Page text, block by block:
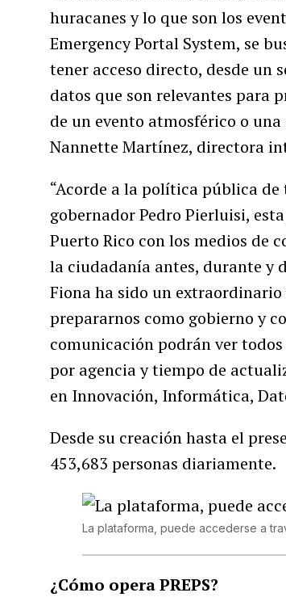
huracanes y lo que son los
Emergency Portal System, se
tener acceso directo, desde un
datos que son relevantes para
de un evento atmosférico o
Nannette Martínez, directora
“Acorde a la política pública
gobernador Pedro Pierluisi,
Puerto Rico con los medios de
la ciudadanía antes, durante y
Fiona ha sido un
prepararnos como gobierno y
comunicación podrán ver
por agencia y tiempo de
en Innovación, Informática,
Desde su creación hasta el
453,683 personas diariamente.
La plataforma, puede accederse a
¿Cómo opera PREPS?